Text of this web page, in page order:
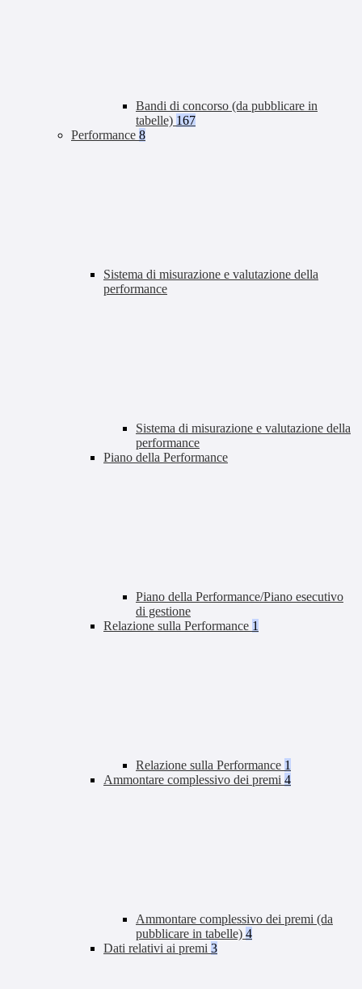
Bandi di concorso (da pubblicare in
tabelle) 167
Performance 8
Sistema di misurazione e valutazione della
performance
Sistema di misurazione e valutazione della
performance
Piano della Performance
Piano della Performance/Piano esecutivo
di gestione
Relazione sulla Performance 1
Relazione sulla Performance 1
Ammontare complessivo dei premi 4
Ammontare complessivo dei premi (da
pubblicare in tabelle) 4
Dati relativi ai premi 3